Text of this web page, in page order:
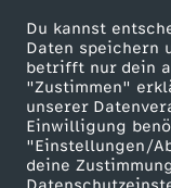
Du kannst
Daten speichern
betrifft nur dein
"Zustimmen"
unserer
Einwilligung
"Einstellungen/
deine
ZDF goes Schule
Werbefernsehen
Mainzelmännchen